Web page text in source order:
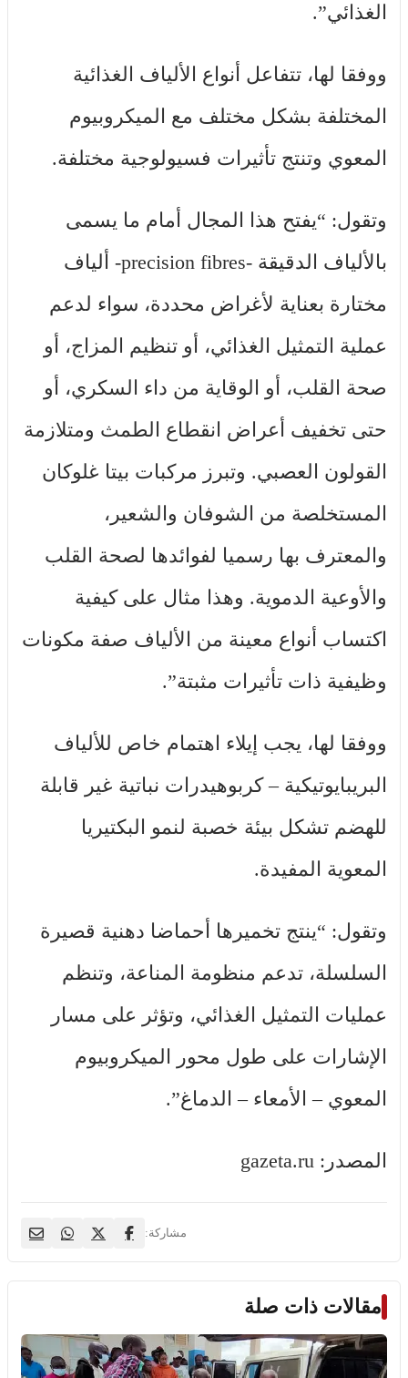
الغذائي”.
ووفقا لها، تتفاعل أنواع الألياف الغذائية
المختلفة بشكل مختلف مع الميكروبيوم
المعوي وتنتج تأثيرات فسيولوجية مختلفة.
وتقول: “يفتح هذا المجال أمام ما يسمى
بالألياف الدقيقة -precision fibres- ألياف
مختارة بعناية لأغراض محددة، سواء لدعم
عملية التمثيل الغذائي، أو تنظيم المزاج، أو
صحة القلب، أو الوقاية من داء السكري، أو
حتى تخفيف أعراض انقطاع الطمث ومتلازمة
القولون العصبي. وتبرز مركبات بيتا غلوكان
المستخلصة من الشوفان والشعير،
والمعترف بها رسميا لفوائدها لصحة القلب
والأوعية الدموية. وهذا مثال على كيفية
اكتساب أنواع معينة من الألياف صفة مكونات
وظيفية ذات تأثيرات مثبتة”.
ووفقا لها، يجب إيلاء اهتمام خاص للألياف
البريبايوتيكية – كربوهيدرات نباتية غير قابلة
للهضم تشكل بيئة خصبة لنمو البكتيريا
المعوية المفيدة.
وتقول: “ينتج تخميرها أحماضا دهنية قصيرة
السلسلة، تدعم منظومة المناعة، وتنظم
عمليات التمثيل الغذائي، وتؤثر على مسار
الإشارات على طول محور الميكروبيوم
المعوي – الأمعاء – الدماغ”.
المصدر: gazeta.ru
مشاركة:
مقالات ذات صلة